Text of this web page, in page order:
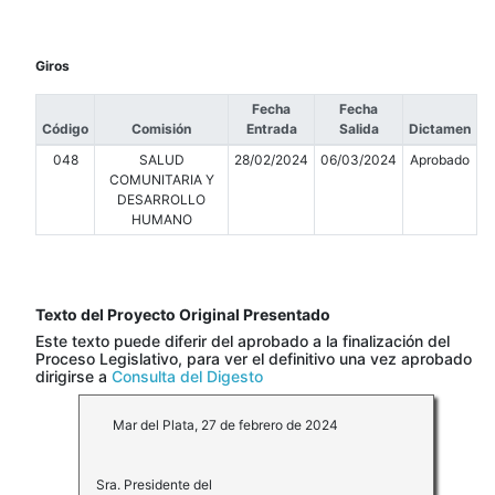
Giros
Código Comisión
Fecha
Entrada
Fecha
Salida
Dictamen
048
SALUD
COMUNITARIA Y
DESARROLLO
HUMANO
28/02/2024 06/03/2024 Aprobado
Texto del Proyecto Original Presentado
Este texto puede diferir del aprobado a la finalización del
Proceso Legislativo, para ver el definitivo una vez aprobado
dirigirse a Consulta del Digesto
Mar del Plata, 27 de febrero de 2024
Sra. Presidente del